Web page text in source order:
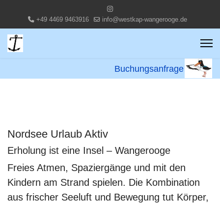
+49 4469 9463916 info@westkap-wangerooge.de
Buchungsanfrage
Nordsee Urlaub Aktiv
Erholung ist eine Insel – Wangerooge
Freies Atmen, Spaziergänge und mit den
Kindern am Strand spielen. Die Kombination
aus frischer Seeluft und Bewegung tut Körper,